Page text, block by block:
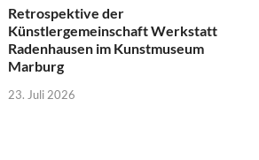
Retrospektive der
Künstlergemeinschaft Werkstatt
Radenhausen im Kunstmuseum
Marburg
23. Juli 2026